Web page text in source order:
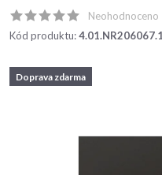
Neohodnoceno
Kód produktu:
Doprava zdarma